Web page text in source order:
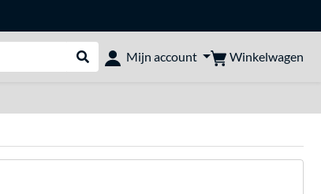
Webshop doorzoeken
Mijn account Winkelwagen